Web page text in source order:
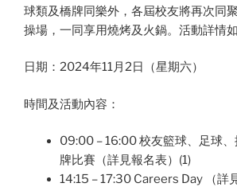
球類及橋牌同樂外，各屆校友將再次同
操場，一同享用燒烤及火鍋。活動詳情如
日期：2024年11月2日（星期六）
時間及活動內容：
09:00 – 16:00 校友籃球、足球
牌比賽（詳見報名表）(1)
14:15 – 17:30 Careers Day （詳